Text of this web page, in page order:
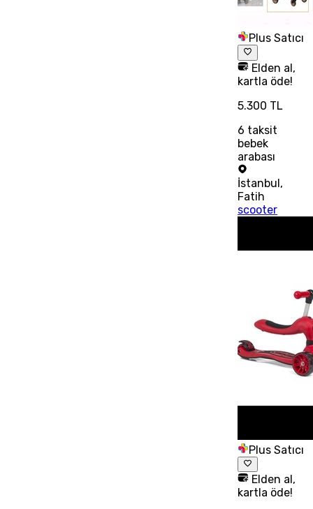
Plus Satıcı
Elden al,
kartla öde!
5.300 TL
6 taksit
bebek
arabası
İstanbul,
Fatih
scooter
Plus Satıcı
Elden al,
kartla öde!